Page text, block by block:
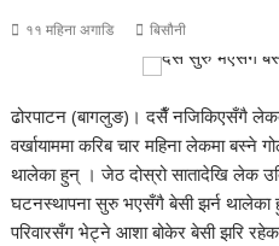
११ महिना अगाडि बिसौनी
ढोरपाटन (बागलुङ)। दसैँ नजिकिएसँगै
वर्खायाममा करिब चार महिना लेकमा बस्ने
थालेका हुन् । जेठ दोस्रो सातादेखि लेक
घटनस्थापना सुरु भएसँगै बेसी झर्न थालेका
परिवारसँग भेट्ने आशा बोकेर बेसी झरि